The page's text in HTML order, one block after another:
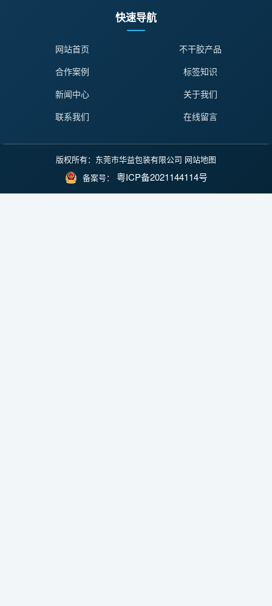
快速导航
网站首页
不干胶产品
合作案例
标签知识
新闻中心
关于我们
联系我们
在线留言
版权所有：东莞市华益包装有限公司 网站地图
备案号： 粤ICP备2021144114号